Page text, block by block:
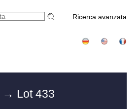
Ricerca avanzata
→ Lot 433